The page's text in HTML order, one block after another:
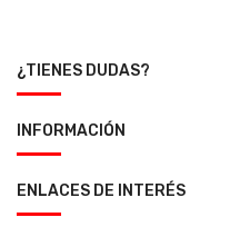
¿TIENES DUDAS?
INFORMACIÓN
ENLACES DE INTERÉS